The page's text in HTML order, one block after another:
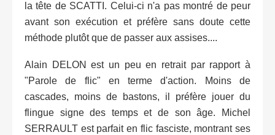
la tête de SCATTI. Celui-ci n'a pas montré de peur
avant son exécution et préfère sans doute cette
méthode plutôt que de passer aux assises....
Alain DELON est un peu en retrait par rapport à
"Parole de flic" en terme d'action. Moins de
cascades, moins de bastons, il préfère jouer du
flingue signe des temps et de son âge. Michel
SERRAULT est parfait en flic fasciste, montrant ses